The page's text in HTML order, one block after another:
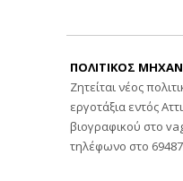
ΠΟΛΙΤΙΚΟΣ
Ζητείται νέος
εργοτάξια εντός
βιογραφικού στο
τηλέφωνο στο